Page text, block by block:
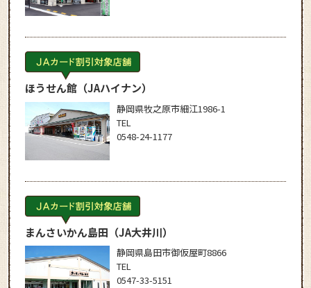
ほうせん館（JAハイナン）
静岡県牧之原市細江1986-1
TEL
0548-24-1177
まんさいかん島田 （JA大井川）
静岡県島田市御仮屋町8866
TEL
0547-33-5151